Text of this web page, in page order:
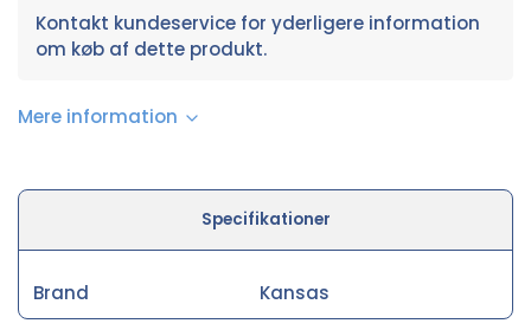
Kontakt kundeservice for yderligere information
om køb af dette produkt.
Mere information
Specifikationer
Brand Kansas